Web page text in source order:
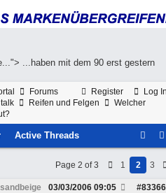
...haben mit dem 90 erst gestern
Register Log
Forums
Reifen und Felgen
Welcher
Active Threads
Page 2 of 3 1 2 3
#83366
03/03/2006 09:05